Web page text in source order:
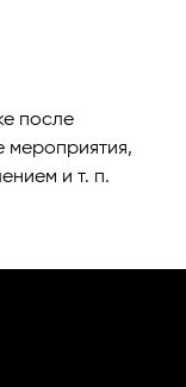
после
мероприятия,
и т. п.